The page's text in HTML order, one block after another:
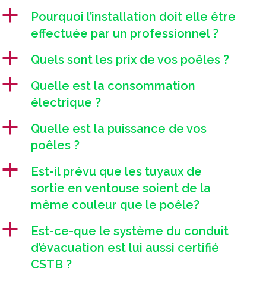
a
Pourquoi l’installation doit elle être
effectuée par un professionnel ?
a Quels sont les prix de vos poêles ?
a
Quelle est la consommation
électrique ?
a
Quelle est la puissance de vos
poêles ?
a
Est-il prévu que les tuyaux de
sortie en ventouse soient de la
même couleur que le poêle?
a
Est-ce-que le système du conduit
d’évacuation est lui aussi certifié
CSTB ?